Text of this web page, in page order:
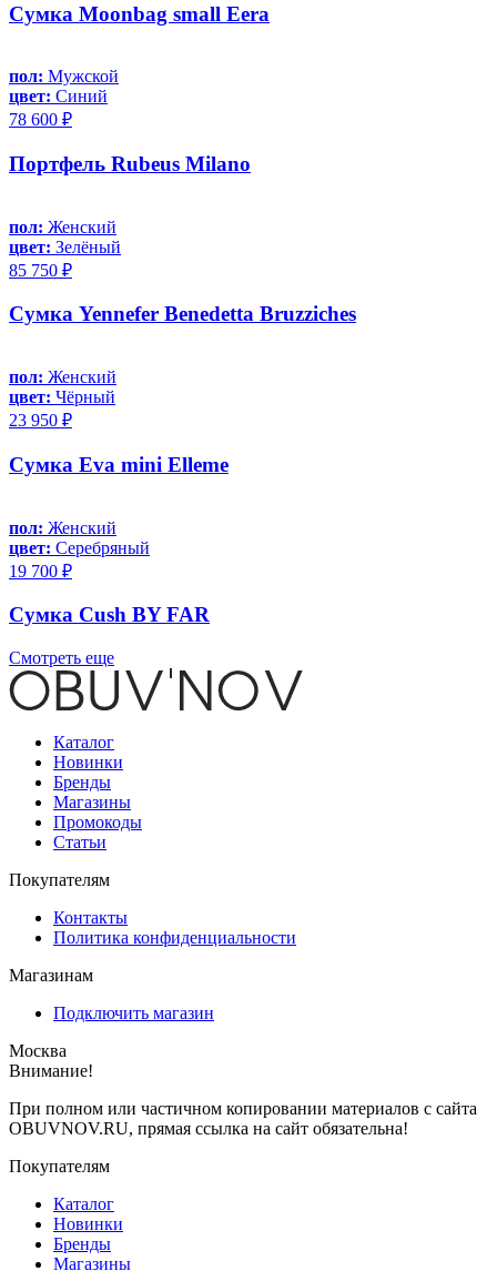
Сумка Moonbag small Eera
пол: Мужской
цвет: Синий
78 600 ₽
Портфель Rubeus Milano
пол: Женский
цвет: Зелёный
85 750 ₽
Сумка Yennefer Benedetta Bruzziches
пол: Женский
цвет: Чёрный
23 950 ₽
Сумка Eva mini Elleme
пол: Женский
цвет: Серебряный
19 700 ₽
Сумка Cush BY FAR
Смотреть еще
Каталог
Новинки
Бренды
Магазины
Промокоды
Статьи
Покупателям
Контакты
Политика конфиденциальности
Магазинам
Подключить магазин
Москва
Внимание!
При полном или частичном копировании материалов с сайта
OBUVNOV.RU, прямая ссылка на сайт обязательна!
Покупателям
Каталог
Новинки
Бренды
Магазины